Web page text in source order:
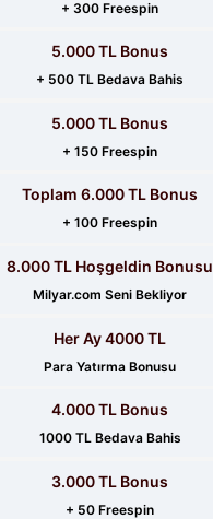
+ 300 Freespin
5.000 TL Bonus
+ 500 TL Bedava Bahis
5.000 TL Bonus
+ 150 Freespin
Toplam 6.000 TL Bonus
+ 100 Freespin
8.000 TL Hoşgeldin Bonusu
Milyar.com Seni Bekliyor
Her Ay 4000 TL
Para Yatırma Bonusu
4.000 TL Bonus
1000 TL Bedava Bahis
3.000 TL Bonus
+ 50 Freespin